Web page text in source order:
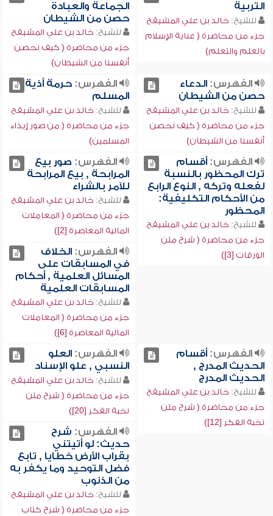
التربية
للشيخ: خالد بن علي المشيقح
جزء من محاضرة ( عناية الإسلام
بالعلم والتعلم)
الجماعة والعبادة
حصن من الشيطان
للشيخ: خالد بن علي المشيقح
جزء من محاضرة ( كيف نحصن
أنفسنا من الشيطان)
الفهرس:الدعاء
حصن من الشيطان
للشيخ: خالد بن علي المشيقح
جزء من محاضرة ( كيف نحصن
أنفسنا من الشيطان)
الفهرس:حرمة أذية
المسلم
للشيخ: خالد بن علي المشيقح
جزء من محاضرة ( من صور إيذاء
المسلمين)
الفهرس:أقسام
ترك المحظور بالنسبة
لفعله وتركه , النوع الرابع
من الأحكام التكليفية:
المحظور
للشيخ: خالد بن علي المشيقح
جزء من محاضرة ( شرح متن
الورقات [3])
الفهرس: صور بيع
المرابحة , بيع المرابحة
للآمر بالشراء
للشيخ: خالد بن علي المشيقح
جزء من محاضرة ( المعاملات
المالية المعاصرة [2])
الفهرس:الخلاف
في المسابقات على
المسائل العلمية , أحكام
المسابقات العلمية
للشيخ: خالد بن علي المشيقح
جزء من محاضرة ( المعاملات
المالية المعاصرة [6])
الفهرس:أقسام
الحديث المدرج ,
الحديث المدرج
للشيخ: خالد بن علي المشيقح
جزء من محاضرة ( شرح متن
نخبة الفكر [12])
الفهرس:العلو
النسبي , علو الإسناد
للشيخ: خالد بن علي المشيقح
جزء من محاضرة ( شرح متن
نخبة الفكر [20])
الفهرس: شرح
حديث: لو أتيتني
بقراب الأرض خطايا , تابع
فضل التوحيد وما يكفر به
من الذنوب
للشيخ: خالد بن علي المشيقح
جزء من محاضرة ( شرح كتاب